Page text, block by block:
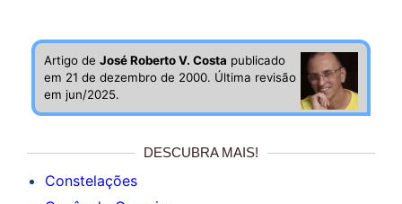
Artigo deJosé Roberto V. Costa publicado
em 21 de dezembro de 2000. Última revisão
em jun/2025.
DESCUBRA MAIS!
Constelações